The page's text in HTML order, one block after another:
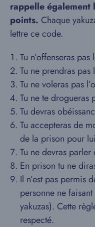
rappelle également
points. Chaque
lettre ce code.
Tu n’offenseras
Tu ne prendras
Tu ne voleras pas
Tu ne te drogueras
Tu devras
Tu accepteras de
de la prison pour lui
Tu ne devras
En prison tu ne
Il n’est pas permis
personne ne
yakuzas). Cette
respecté.